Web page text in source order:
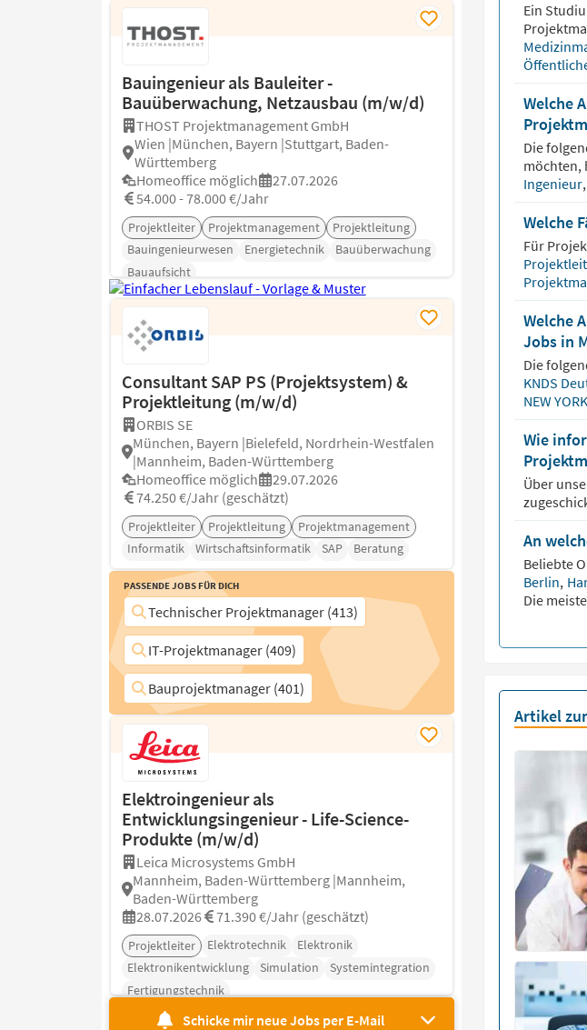
Bauingenieur als Bauleiter -
Bauüberwachung, Netzausbau (m/w/d)
THOST Projektmanagement GmbH
Wien |München, Bayern |Stuttgart, Baden-
Württemberg
Homeoffice möglich
27.07.2026
54.000 - 78.000 €/Jahr
Projektleiter Projektmanagement
Projektleitung
Bauingenieurwesen
Energietechnik
Bauüberwachung
Bauaufsicht
Consultant SAP PS (Projektsystem) &
Projektleitung (m/w/d)
ORBIS SE
München, Bayern |Bielefeld, Nordrhein-Westfalen
|Mannheim, Baden-Württemberg
Homeoffice möglich
29.07.2026
74.250 €/Jahr (geschätzt)
Projektleiter Projektleitung
Projektmanagement
Informatik
Wirtschaftsinformatik SAP Beratung
Passende Jobs für Dich
Technischer Projektmanager (413)
IT-Projektmanager (409)
Bauprojektmanager (401)
Elektroingenieur als
Entwicklungsingenieur - Life-Science-
Produkte (m/w/d)
Leica Microsystems GmbH
Mannheim, Baden-Württemberg |Mannheim,
Baden-Württemberg
28.07.2026
71.390 €/Jahr (geschätzt)
Projektleiter Elektrotechnik
Elektronik
Elektronikentwicklung
Simulation
Systemintegration
Fertigungstechnik
Schicke mir neue Jobs per E-Mail
Ein
Welche
Die
möchten,
Ingenieur,
Welche
Für
Welche
Jobs in
Die
KNDS
NEW
Wie
Über
An
Beliebte
Berlin,
Die
Artikel